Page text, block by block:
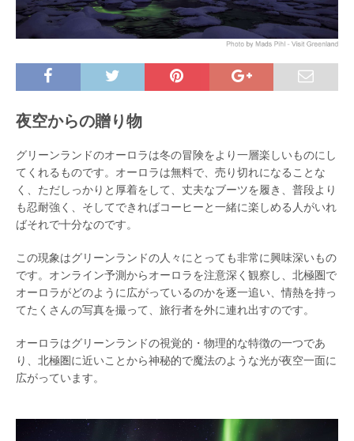
夜空からの贈り物
グリーンランドのオーロラは冬の冒険をより一層楽しいものにし
てくれるものです。オーロラは無料で、売り切れになることな
く、ただしっかりと厚着をして、丈夫なブーツを履き、普段より
も忍耐強く、そしてできればコーヒーと一緒に楽しめる人がいれ
ばそれで十分なのです。
この現象はグリーンランドの人々にとっても非常に興味深いもの
です。オンライン予測からオーロラを注意深く観察し、北極圏で
オーロラがどのように広がっているのかを逐一追い、情熱を持っ
てたくさんの写真を撮って、旅行者を外に連れ出すのです。
オーロラはグリーンランドの視覚的・物理的な特徴の一つであ
り、北極圏に近いことから神秘的で魔法のような光が夜空一面に
広がっています。